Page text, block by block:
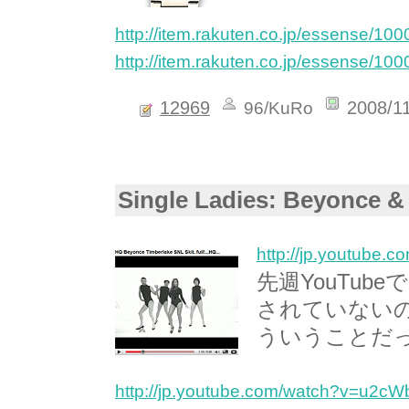
http://item.rakuten.co.jp/essense/
http://item.rakuten.co.jp/essense/
12969 96/KuRo 2008/
Single Ladies: Beyonce
http://
先週YouTube
されていない
ういうことだ
http://jp.youtube.com/